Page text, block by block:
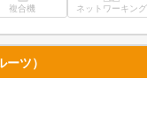
複合機 ネットワーキング
ツ）